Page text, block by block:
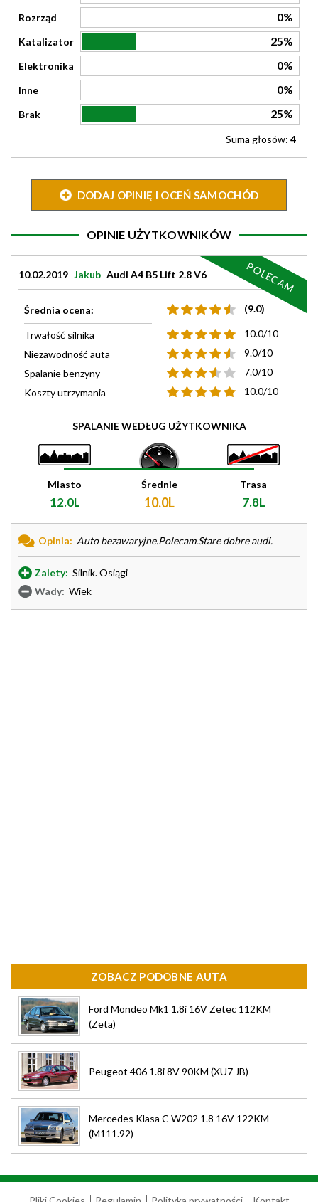
Rozrząd 0%
Katalizator 25%
Elektronika 0%
Inne 0%
Brak 25%
Suma głosów: 4
DODAJ OPINIĘ I OCEŃ SAMOCHÓD
OPINIE UŻYTKOWNIKÓW
10.02.2019 Jakub Audi A4 B5 Lift 2.8 V6
Średnia ocena: (9.0)
Trwałość silnika
10.0/10
Niezawodność auta
9.0/10
Spalanie benzyny
7.0/10
Koszty utrzymania
10.0/10
SPALANIE WEDŁUG UŻYTKOWNIKA
Miasto
12.0L
Średnie
10.0L
Trasa
7.8L
Opinia: Auto bezawaryjne.Polecam.Stare dobre audi.
Zalety: Silnik. Osiągi
Wady: Wiek
POLECAM
ZOBACZ PODOBNE AUTA
Ford Mondeo Mk1 1.8i 16V Zetec 112KM
(Zeta)
Peugeot 406 1.8i 8V 90KM (XU7 JB)
Mercedes Klasa C W202 1.8 16V 122KM
(M111.92)